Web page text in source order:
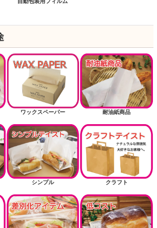
ワックスペーパー 耐油紙商品
シンプル クラフト